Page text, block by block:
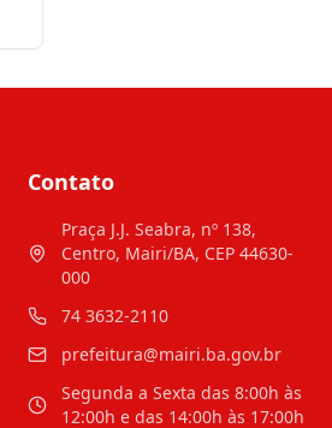
Contato
Praça J.J. Seabra, nº 138,
Centro, Mairi/BA, CEP 44630-
000
74 3632-2110
prefeitura@mairi.ba.gov.br
Segunda a Sexta das 8:00h às
12:00h e das 14:00h às 17:00h